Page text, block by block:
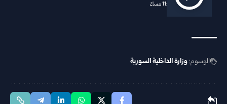
2026/04/25 11:54 مساءً
الوسوم:وزارة الداخلية السورية